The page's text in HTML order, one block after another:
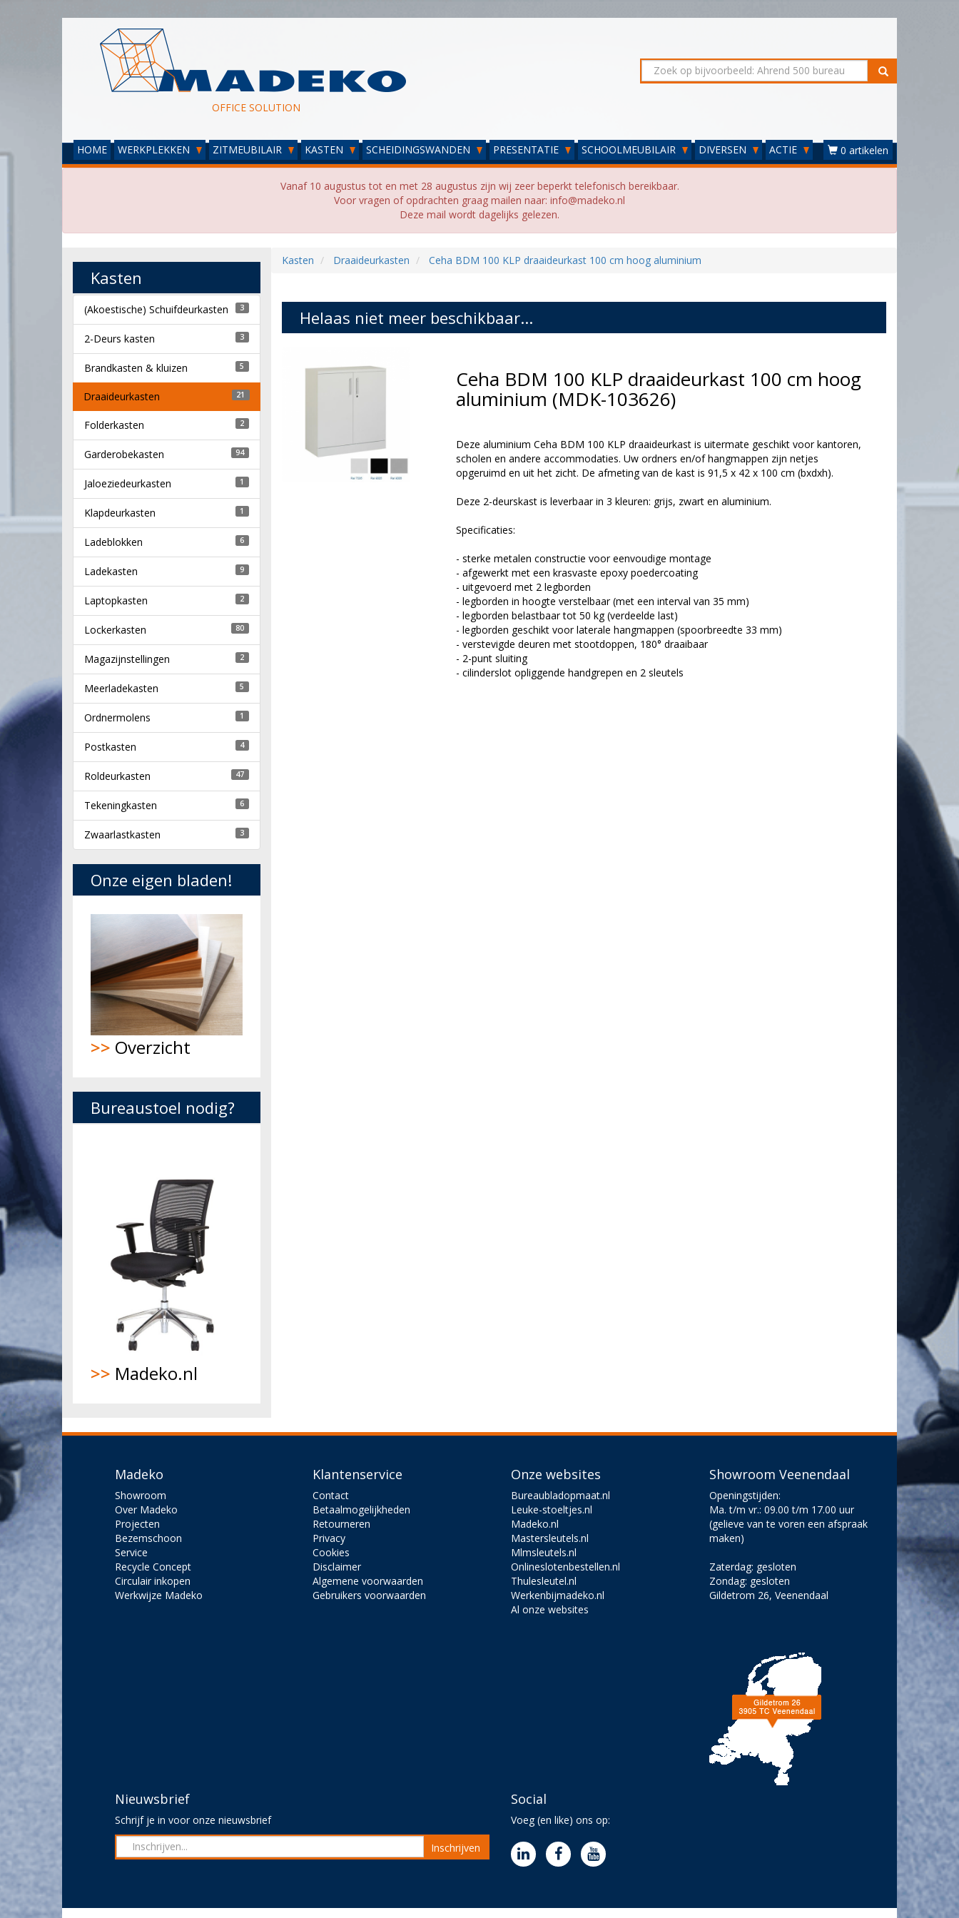
OFFICE SOLUTION
HOME WERKPLEKKEN ZITMEUBILAIR KASTEN SCHEIDINGSWANDEN PRESENTATIE SCHOOLMEUBILAIR DIVERSEN ACTIE 0 artikelen
Vanaf 10 augustus tot en met 28 augustus zijn wij zeer beperkt telefonisch bereikbaar.
Voor vragen of opdrachten graag mailen naar: info@madeko.nl
Deze mail wordt dagelijks gelezen.
Kasten Draaideurkasten Ceha BDM 100 KLP draaideurkast 100 cm hoog aluminium
Helaas niet meer beschikbaar...
Ceha BDM 100 KLP draaideurkast 100 cm hoog
aluminium (MDK-103626)
Deze aluminium Ceha BDM 100 KLP draaideurkast is uitermate geschikt voor kantoren,
scholen en andere accommodaties. Uw ordners en/of hangmappen zijn netjes
opgeruimd en uit het zicht. De afmeting van de kast is 91,5 x 42 x 100 cm (bxdxh).
Deze 2-deurskast is leverbaar in 3 kleuren: grijs, zwart en aluminium.
Specificaties:
- sterke metalen constructie voor eenvoudige montage
- afgewerkt met een krasvaste epoxy poedercoating
- uitgevoerd met 2 legborden
- legborden in hoogte verstelbaar (met een interval van 35 mm)
- legborden belastbaar tot 50 kg (verdeelde last)
- legborden geschikt voor laterale hangmappen (spoorbreedte 33 mm)
- verstevigde deuren met stootdoppen, 180° draaibaar
- 2-punt sluiting
- cilinderslot opliggende handgrepen en 2 sleutels
Kasten
(Akoestische) Schuifdeurkasten 3
2-Deurs kasten 3
Brandkasten & kluizen 5
Draaideurkasten 21
Folderkasten 2
Garderobekasten 94
Jaloeziedeurkasten 1
Klapdeurkasten 1
Ladeblokken 6
Ladekasten 9
Laptopkasten 2
Lockerkasten 80
Magazijnstellingen 2
Meerladekasten 5
Ordnermolens 1
Postkasten 4
Roldeurkasten 47
Tekeningkasten 6
Zwaarlastkasten 3
Onze eigen bladen!
>> Overzicht
Bureaustoel nodig?
>> Madeko.nl
Madeko
Showroom
Over Madeko
Projecten
Bezemschoon
Service
Recycle Concept
Circulair inkopen
Werkwijze Madeko
Klantenservice
Contact
Betaalmogelijkheden
Retourneren
Privacy
Cookies
Disclaimer
Algemene voorwaarden
Gebruikers voorwaarden
Onze websites
Bureaubladopmaat.nl
Leuke-stoeltjes.nl
Madeko.nl
Mastersleutels.nl
Mlmsleutels.nl
Onlineslotenbestellen.nl
Thulesleutel.nl
Werkenbijmadeko.nl
Al onze websites
Showroom Veenendaal
Openingstijden:
Ma. t/m vr.: 09.00 t/m 17.00 uur
(gelieve van te voren een afspraak
maken)
Zaterdag: gesloten
Zondag: gesloten
Gildetrom 26, Veenendaal
Nieuwsbrief
Schrijf je in voor onze nieuwsbrief
Inschrijven
Social
Voeg (en like) ons op: